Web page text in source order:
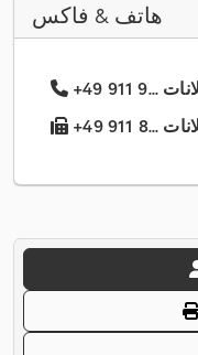
هاتف & فاكس
إعلانات
إعلانات